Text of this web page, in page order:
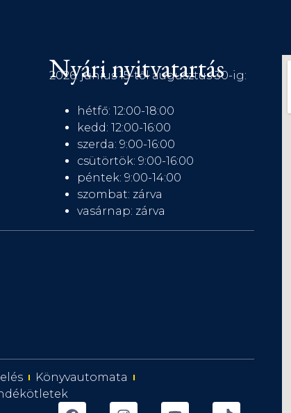
Nyári nyitvatartás
2026. június 15-től augusztus 30-ig:
hétfő: 12:00-18:00
kedd: 12:00-16:00
szerda: 9:00-16:00
csütörtök: 9:00-16:00
péntek: 9:00-14:00
szombat: zárva
vasárnap: zárva
Könyvautomata